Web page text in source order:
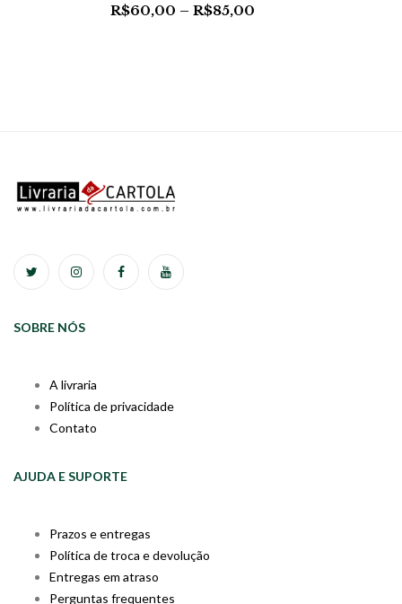
R$60,00 – R$85,00
SOBRE NÓS
A livraria
Política de privacidade
Contato
AJUDA E SUPORTE
Prazos e entregas
Política de troca e devolução
Entregas em atraso
Perguntas frequentes